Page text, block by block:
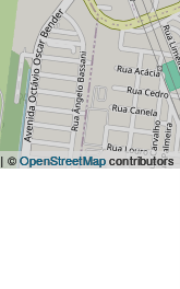
| ©OpenStreetMapcontributors